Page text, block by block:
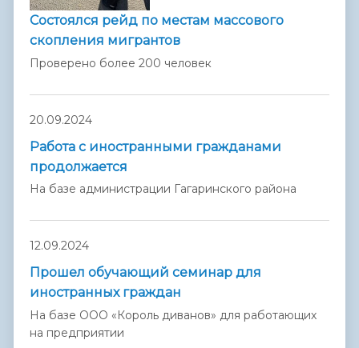
Состоялся рейд по местам массового
скопления мигрантов
Проверено более 200 человек
20.09.2024
Работа с иностранными гражданами
продолжается
На базе администрации Гагаринского района
12.09.2024
Прошел обучающий семинар для
иностранных граждан
На базе ООО «Король диванов» для работающих
на предприятии